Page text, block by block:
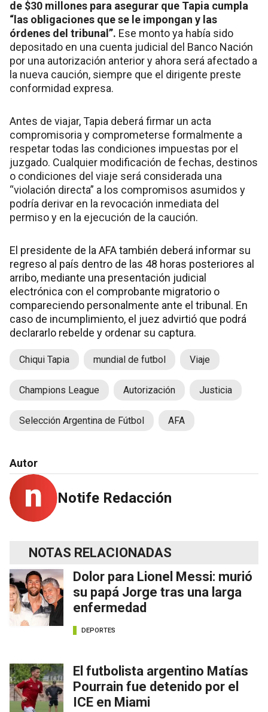
de $30 millones para asegurar que Tapia cumpla
“las obligaciones que se le impongan y las
órdenes del tribunal”. Ese monto ya había sido
depositado en una cuenta judicial del Banco Nación
por una autorización anterior y ahora será afectado a
la nueva caución, siempre que el dirigente preste
conformidad expresa.
Antes de viajar, Tapia deberá firmar un acta
compromisoria y comprometerse formalmente a
respetar todas las condiciones impuestas por el
juzgado. Cualquier modificación de fechas, destinos
o condiciones del viaje será considerada una
“violación directa” a los compromisos asumidos y
podría derivar en la revocación inmediata del
permiso y en la ejecución de la caución.
El presidente de la AFA también deberá informar su
regreso al país dentro de las 48 horas posteriores al
arribo, mediante una presentación judicial
electrónica con el comprobante migratorio o
compareciendo personalmente ante el tribunal. En
caso de incumplimiento, el juez advirtió que podrá
declararlo rebelde y ordenar su captura.
Chiqui Tapia mundial de futbol Viaje
Champions League Autorización Justicia
Selección Argentina de Fútbol AFA
Autor
Notife Redacción
NOTAS RELACIONADAS
Dolor para Lionel Messi: murió
su papá Jorge tras una larga
enfermedad
DEPORTES
El futbolista argentino Matías
Pourrain fue detenido por el
ICE en Miami